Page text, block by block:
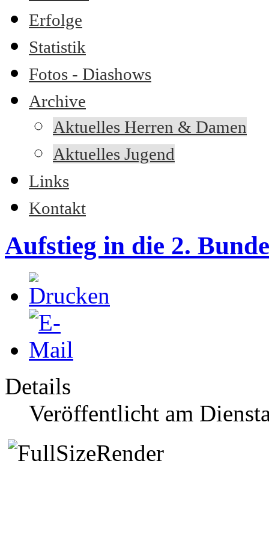
Erfolge
Statistik
Fotos - Diashows
Archive
Aktuelles Herren & Damen
Aktuelles Jugend
Links
Kontakt
Aufstieg in die 2.
Details
Veröffentlicht am